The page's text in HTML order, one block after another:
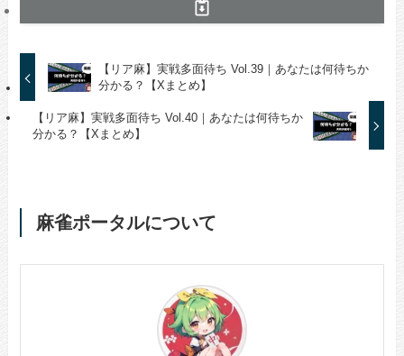
【リア麻】実戦多面待ち Vol.39｜あなたは何待ちか
分かる？【Xまとめ】
【リア麻】実戦多面待ち Vol.40｜あなたは何待ちか
分かる？【Xまとめ】
麻雀ポータルについて